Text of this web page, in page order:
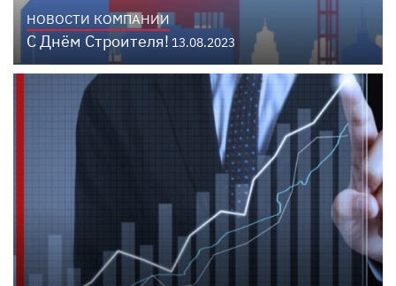
НОВОСТИ КОМПАНИИ
С Днём Строителя! 13.08.2023